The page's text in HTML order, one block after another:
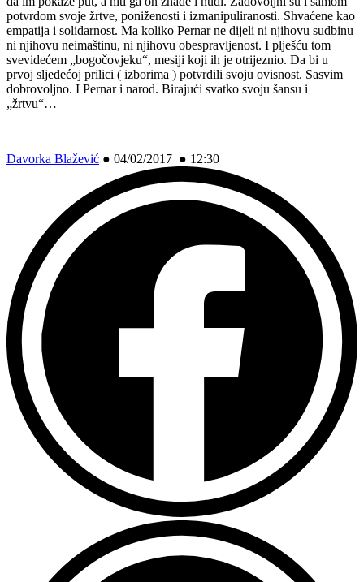
potvrdom svoje žrtve, poniženosti i izmanipuliranosti. Shvaćene kao
empatija i solidarnost. Ma koliko Pernar ne dijeli ni njihovu sudbinu
ni njihovu neimaštinu, ni njihovu obespravljenost. I plješću tom
svevidećem „bogočovjeku“, mesiji koji ih je otrijeznio. Da bi u
prvoj sljedećoj prilici ( izborima ) potvrdili svoju ovisnost. Sasvim
dobrovoljno. I Pernar i narod. Birajući svatko svoju šansu i
„žrtvu“…
Davorka Blažević ● 04/02/2017 ● 12:30